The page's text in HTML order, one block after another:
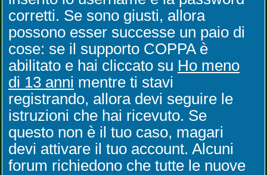
corretti. Se sono giusti, allora
possono esser successe un paio di
cose: se il supporto COPPA è
abilitato e hai cliccato su Ho meno
di 13 anni mentre ti stavi
registrando, allora devi seguire le
istruzioni che hai ricevuto. Se
questo non è il tuo caso, magari
devi attivare il tuo account. Alcuni
forum richiedono che tutte le nuove